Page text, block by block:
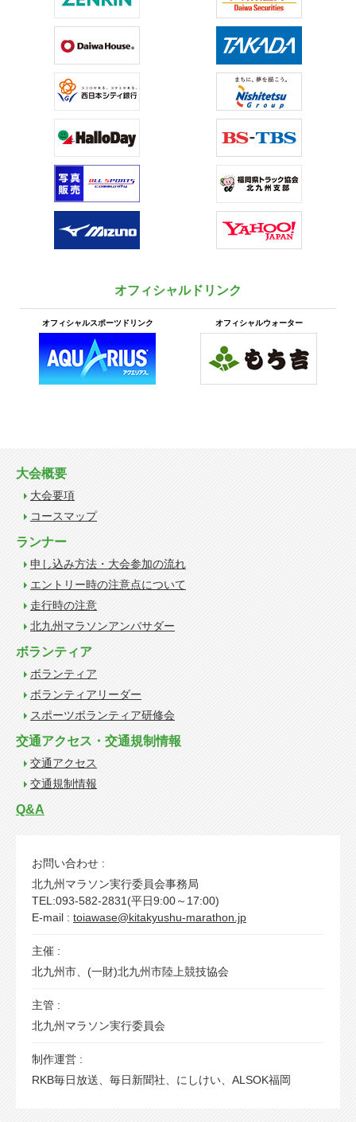
オフィシャルドリンク
オフィシャルスポーツドリンク オフィシャルウォーター
大会概要
大会要項
コースマップ
ランナー
申し込み方法・大会参加の流れ
エントリー時の注意点について
走行時の注意
北九州マラソンアンバサダー
ボランティア
ボランティア
ボランティアリーダー
スポーツボランティア研修会
交通アクセス・交通規制情報
交通アクセス
交通規制情報
Q&A
お問い合わせ :
北九州マラソン実行委員会事務局
TEL:093-582-2831(平日9:00～17:00)
E-mail : toiawase@kitakyushu-marathon.jp
主催 :
北九州市、(一財)北九州市陸上競技協会
主管 :
北九州マラソン実行委員会
制作運営 :
RKB毎日放送、毎日新聞社、にしけい、ALSOK福岡